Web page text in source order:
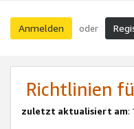
Anmelden oder
Richtlinien
zuletzt aktualisiert am: